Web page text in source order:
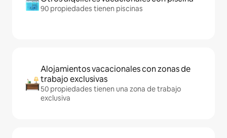
90 propiedades tienen piscinas
Alojamientos vacacionales con zonas de
trabajo exclusivas
50 propiedades tienen una zona de trabajo
exclusiva